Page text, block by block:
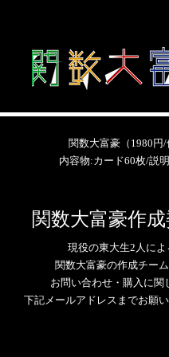
関数大富豪（1980円/
内容物:カード60枚/説
関数大富豪作
現役の東大生2人によ
関数大富豪の作成チーム
お問い合わせ・購入に関
下記メールアドレスまでお願い